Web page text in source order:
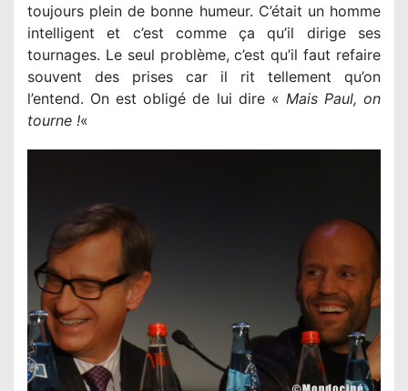
toujours plein de bonne humeur. C’était un homme
intelligent et c’est comme ça qu’il dirige ses
tournages. Le seul problème, c’est qu’il faut refaire
souvent des prises car il rit tellement qu’on
l’entend. On est obligé de lui dire « Mais Paul, on
tourne !«